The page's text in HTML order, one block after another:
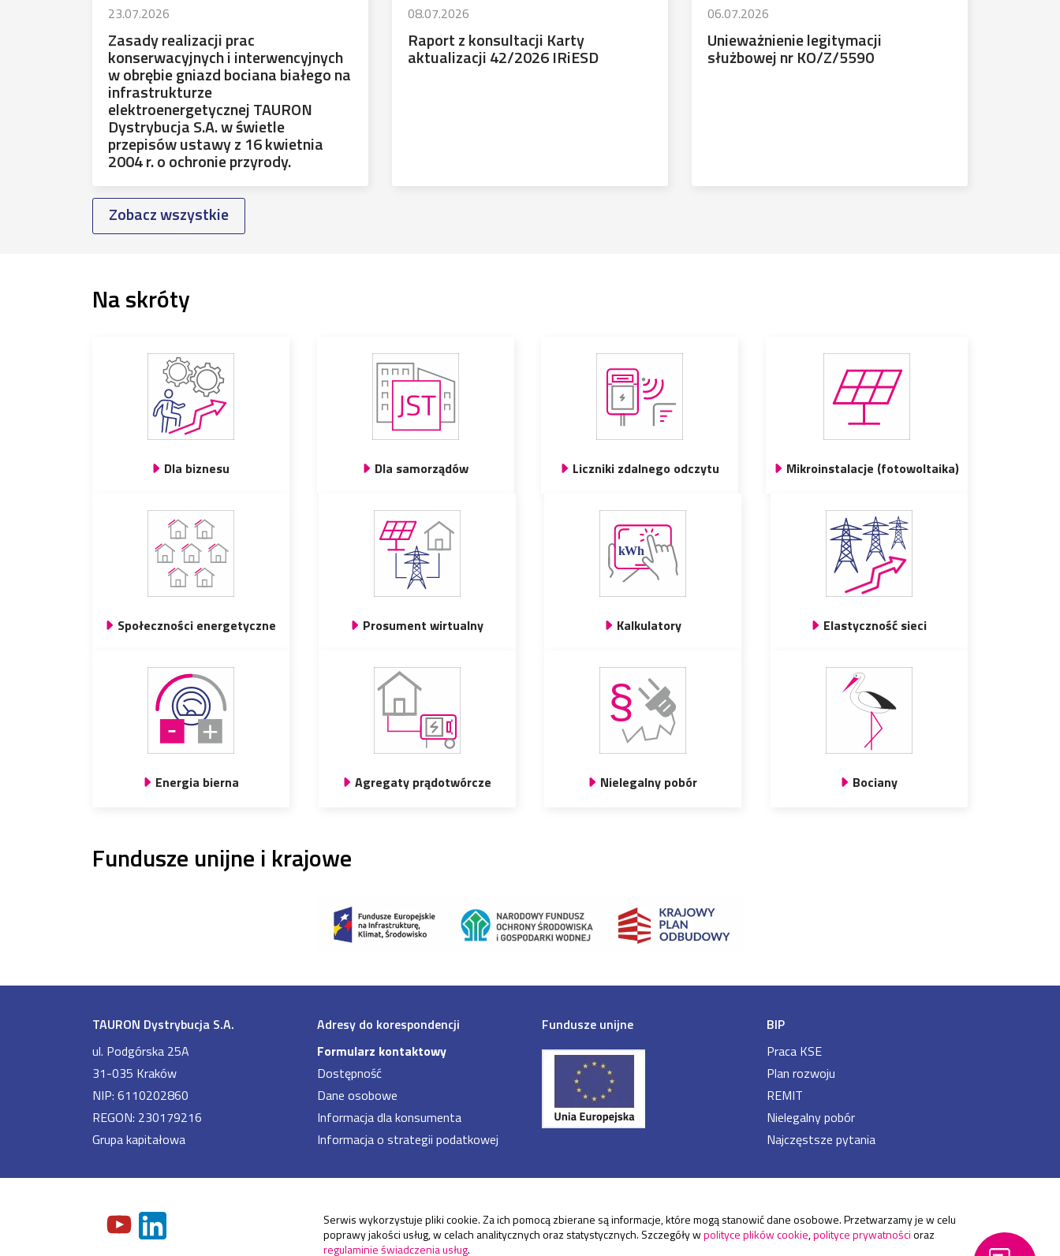
23.07.2026
Zasady realizacji prac
konserwacyjnych i interwencyjnych
w obrębie gniazd bociana białego na
infrastrukturze
elektroenergetycznej TAURON
Dystrybucja S.A. w świetle
przepisów ustawy z 16 kwietnia
2004 r. o ochronie przyrody.
08.07.2026
Raport z konsultacji Karty
aktualizacji 42/2026 IRiESD
06.07.2026
Unieważnienie legitymacji
służbowej nr KO/Z/5590
Zobacz wszystkie
Na skróty
Dla biznesu Dla samorządów Liczniki zdalnego odczytu Mikroinstalacje (fotowoltaika)
Społeczności energetyczne Prosument wirtualny Kalkulatory Elastyczność sieci
Energia bierna Agregaty prądotwórcze Nielegalny pobór Bociany
Fundusze unijne i krajowe
TAURON Dystrybucja S.A.
ul. Podgórska 25A
31-035 Kraków
NIP: 6110202860
REGON: 230179216
Grupa kapitałowa
Adresy do korespondencji
Formularz kontaktowy
Dostępność
Dane osobowe
Informacja dla konsumenta
Informacja o strategii podatkowej
Fundusze unijne
BIP
Praca KSE
Plan rozwoju
REMIT
Nielegalny pobór
Najczęstsze pytania
Serwis wykorzystuje pliki cookie. Za ich pomocą zbierane są informacje, które mogą stanowić dane osobowe. Przetwarzamy je w celu
poprawy jakości usług, w celach analitycznych oraz statystycznych. Szczegóły wpolityce plików cookie,polityce prywatnościoraz
regulaminie świadczenia usług.